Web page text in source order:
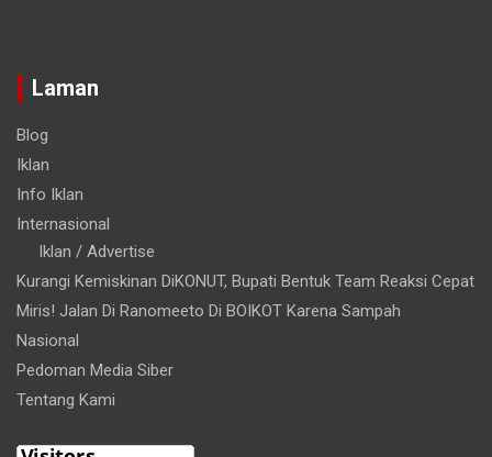
Laman
Blog
Iklan
Info Iklan
Internasional
Iklan / Advertise
Kurangi Kemiskinan DiKONUT, Bupati Bentuk Team Reaksi Cepat
Miris! Jalan Di Ranomeeto Di BOIKOT Karena Sampah
Nasional
Pedoman Media Siber
Tentang Kami